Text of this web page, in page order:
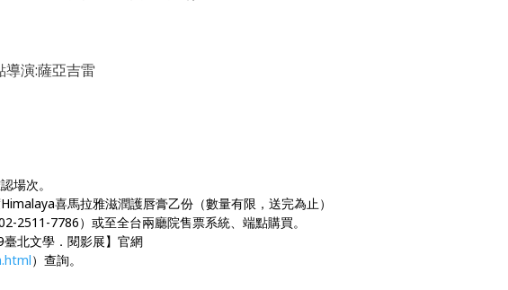
演:薩亞吉雷
場次。
喜馬拉雅滋潤護唇膏乙份（數量有限，送完為止）
2511-7786）或至全台兩廳院售票系統、端點購買。
北文學．閱影展】官網
）查詢。